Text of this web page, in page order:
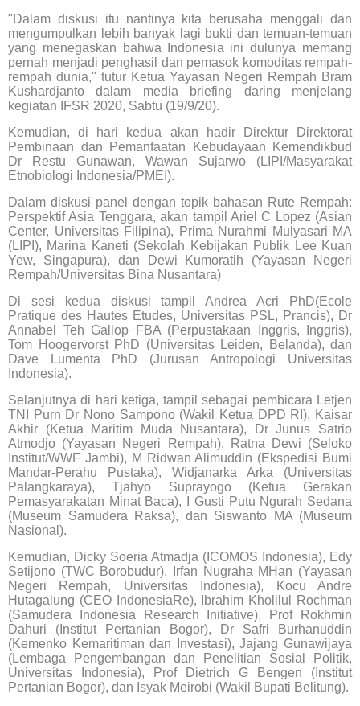
"Dalam diskusi itu nantinya kita berusaha menggali dan
mengumpulkan lebih banyak lagi bukti dan temuan-temuan
yang menegaskan bahwa Indonesia ini dulunya memang
pernah menjadi penghasil dan pemasok komoditas rempah-
rempah dunia," tutur Ketua Yayasan Negeri Rempah Bram
Kushardjanto dalam media briefing daring menjelang
kegiatan IFSR 2020, Sabtu (19/9/20).
Kemudian, di hari kedua akan hadir Direktur Direktorat
Pembinaan dan Pemanfaatan Kebudayaan Kemendikbud
Dr Restu Gunawan, Wawan Sujarwo (LIPI/Masyarakat
Etnobiologi Indonesia/PMEI).
Dalam diskusi panel dengan topik bahasan Rute Rempah:
Perspektif Asia Tenggara, akan tampil Ariel C Lopez (Asian
Center, Universitas Filipina), Prima Nurahmi Mulyasari MA
(LIPI), Marina Kaneti (Sekolah Kebijakan Publik Lee Kuan
Yew, Singapura), dan Dewi Kumoratih (Yayasan Negeri
Rempah/Universitas Bina Nusantara)
Di sesi kedua diskusi tampil Andrea Acri PhD(Ecole
Pratique des Hautes Etudes, Universitas PSL, Prancis), Dr
Annabel Teh Gallop FBA (Perpustakaan Inggris, Inggris),
Tom Hoogervorst PhD (Universitas Leiden, Belanda), dan
Dave Lumenta PhD (Jurusan Antropologi Universitas
Indonesia).
Selanjutnya di hari ketiga, tampil sebagai pembicara Letjen
TNI Purn Dr Nono Sampono (Wakil Ketua DPD RI), Kaisar
Akhir (Ketua Maritim Muda Nusantara), Dr Junus Satrio
Atmodjo (Yayasan Negeri Rempah), Ratna Dewi (Seloko
Institut/WWF Jambi), M Ridwan Alimuddin (Ekspedisi Bumi
Mandar-Perahu Pustaka), Widjanarka Arka (Universitas
Palangkaraya), Tjahyo Suprayogo (Ketua Gerakan
Pemasyarakatan Minat Baca), I Gusti Putu Ngurah Sedana
(Museum Samudera Raksa), dan Siswanto MA (Museum
Nasional).
Kemudian, Dicky Soeria Atmadja (ICOMOS Indonesia), Edy
Setijono (TWC Borobudur), Irfan Nugraha MHan (Yayasan
Negeri Rempah, Universitas Indonesia), Kocu Andre
Hutagalung (CEO IndonesiaRe), Ibrahim Kholilul Rochman
(Samudera Indonesia Research Initiative), Prof Rokhmin
Dahuri (Institut Pertanian Bogor), Dr Safri Burhanuddin
(Kemenko Kemaritiman dan Investasi), Jajang Gunawijaya
(Lembaga Pengembangan dan Penelitian Sosial Politik,
Universitas Indonesia), Prof Dietrich G Bengen (Institut
Pertanian Bogor), dan Isyak Meirobi (Wakil Bupati Belitung).